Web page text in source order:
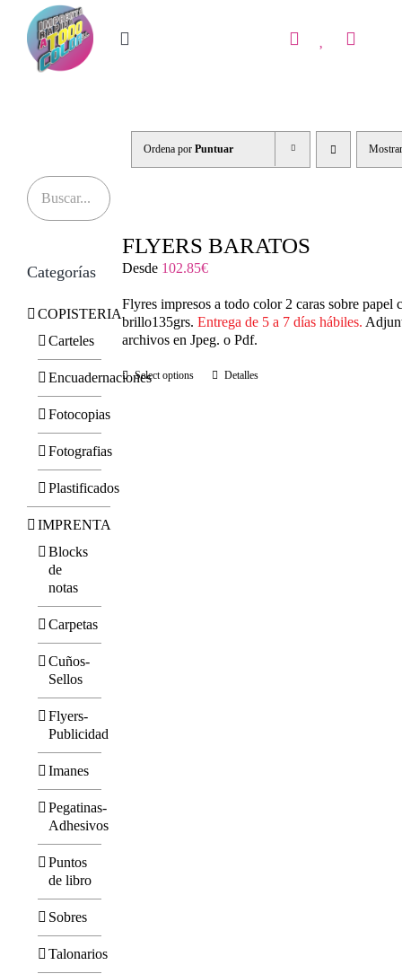
contenido
Toggle
IMPRENTA
REGALOS PERSONALIZADOS
Contacto
Ordena porPuntuar
FLYERS BARATOS
Desde 102.85€
Flyres impresos a todo color 2 caras sobre papel
brillo135grs.Entrega de 5 a 7 días hábiles.
archivos en Jpeg. o Pdf.
Select options Detalles
Categorías
COPISTERIA
Carteles
Encuadernaciones
Fotocopias
Fotografias
Plastificados
IMPRENTA
Blocks
de
notas
Carpetas
Cuños-
Sellos
Flyers-
Publicidad
Imanes
Pegatinas-
Adhesivos
Puntos
de libro
Sobres
Talonarios